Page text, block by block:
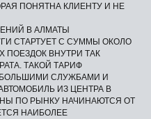
ПОНЯТНА КЛИЕНТУ И НЕ
В АЛМАТЫ
СТАРТУЕТ С СУММЫ ОКОЛО
ПОЕЗДОК ВНУТРИ ТАК
ТАКОЙ ТАРИФ
СЛУЖБАМИ И
ИЗ ЦЕНТРА В
ПО РЫНКУ НАЧИНАЮТСЯ ОТ
НАИБОЛЕЕ